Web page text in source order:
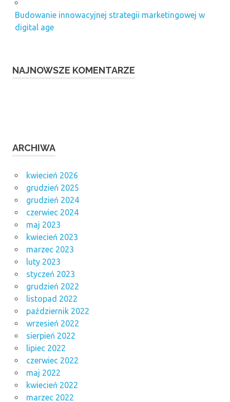
Budowanie innowacyjnej strategii marketingowej w
digital age
NAJNOWSZE KOMENTARZE
ARCHIWA
kwiecień 2026
grudzień 2025
grudzień 2024
czerwiec 2024
maj 2023
kwiecień 2023
marzec 2023
luty 2023
styczeń 2023
grudzień 2022
listopad 2022
październik 2022
wrzesień 2022
sierpień 2022
lipiec 2022
czerwiec 2022
maj 2022
kwiecień 2022
marzec 2022